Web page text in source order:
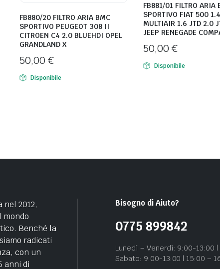
FB880/20 FILTRO ARIA BMC
SPORTIVO PEUGEOT 308 II
CITROEN C4 2.0 BLUEHDI OPEL
GRANDLAND X
50,00 €
Disponibile
FB881/01 FILTRO ARIA
SPORTIVO FIAT 500 1.4
MULTIAIR 1.6 JTD 2.0
JEEP RENEGADE
50,00 €
Disponibile
2012,
mondo
Benché la
radicati
con un
anni di
Bisogno di Aiuto?
0775 899842
Lunedì – Venerdì: 9:00-13:00 |
Sabato: 9:00-13:00 | 15:00 –